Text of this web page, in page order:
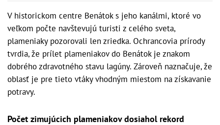
V historickom centre Benátok s jeho kanálmi, ktoré vo
veľkom počte navštevujú turisti z celého sveta,
plameniaky pozorovali len zriedka. Ochrancovia prírody
tvrdia, že prílet plameniakov do Benátok je znakom
dobrého zdravotného stavu lagúny. Zároveň naznačuje, že
oblasť je pre tieto vtáky vhodným miestom na získavanie
potravy.
Počet zimujúcich plameniakov dosiahol rekord